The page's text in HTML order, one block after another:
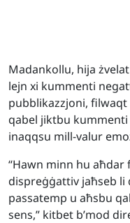
Madankollu, hija
lejn xi kummenti
pubblikazzjoni,
qabel jiktbu
inaqqsu mill-valur
“Hawn minn hu aħdar
dispreġġattiv jaħseb li
passatemp u aħsbu
sens,” kitbet b’mod